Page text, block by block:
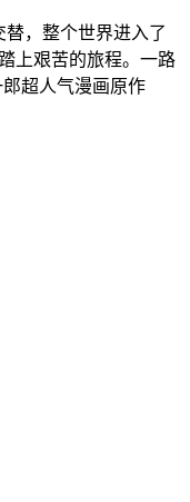
替，整个世界进入了
上艰苦的旅程。一路
超人气漫画原作